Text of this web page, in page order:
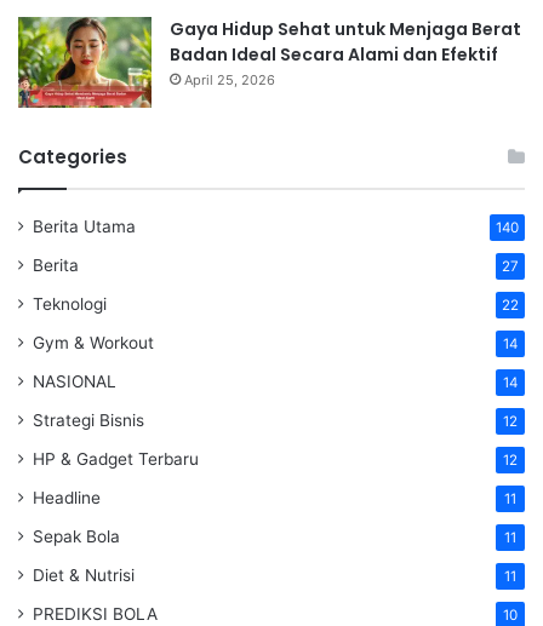
Gaya Hidup Sehat untuk Menjaga Berat
Badan Ideal Secara Alami dan Efektif
April 25, 2026
Categories
Berita Utama 140
Berita 27
Teknologi 22
Gym & Workout 14
NASIONAL 14
Strategi Bisnis 12
HP & Gadget Terbaru 12
Headline 11
Sepak Bola 11
Diet & Nutrisi 11
PREDIKSI BOLA 10